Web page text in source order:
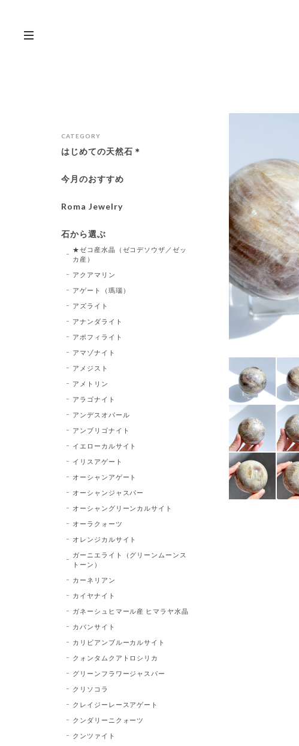
CATEGORY
はじめての天然石＊
今月のおすすめ
Roma Jewelry
石から選ぶ
★ゼコ産水晶（ゼコデソウザ／ゼッ
カ産）
アクアマリン
アゲート（瑪瑙）
アズライト
アナンダライト
アポフィライト
アマゾナイト
アメジスト
アメトリン
アラゴナイト
アンデスオパール
アンブリゴナイト
イエローカルサイト
イリスアゲート
オーシャンアゲート
オーシャンジャスパー
オーシャングリーンカルサイト
オーラクォーツ
オレンジカルサイト
ガーニエライト（グリーンムーンス
トーン）
カーネリアン
カイヤナイト
ガネーシュヒマール産 ヒマラヤ水晶
カバンサイト
カリビアンブルーカルサイト
クォンタムクアトロシリカ
グリーンフラワージャスパー
クリソコラ
クレイジーレースアゲート
クンダリーニクォーツ
クンツァイト